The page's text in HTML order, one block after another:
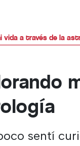
vida a través de la
sentí